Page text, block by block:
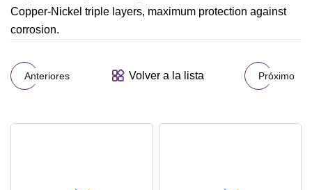
Copper-Nickel triple layers, maximum protection against
corrosion.
Anteriores Volver a la lista Próximo